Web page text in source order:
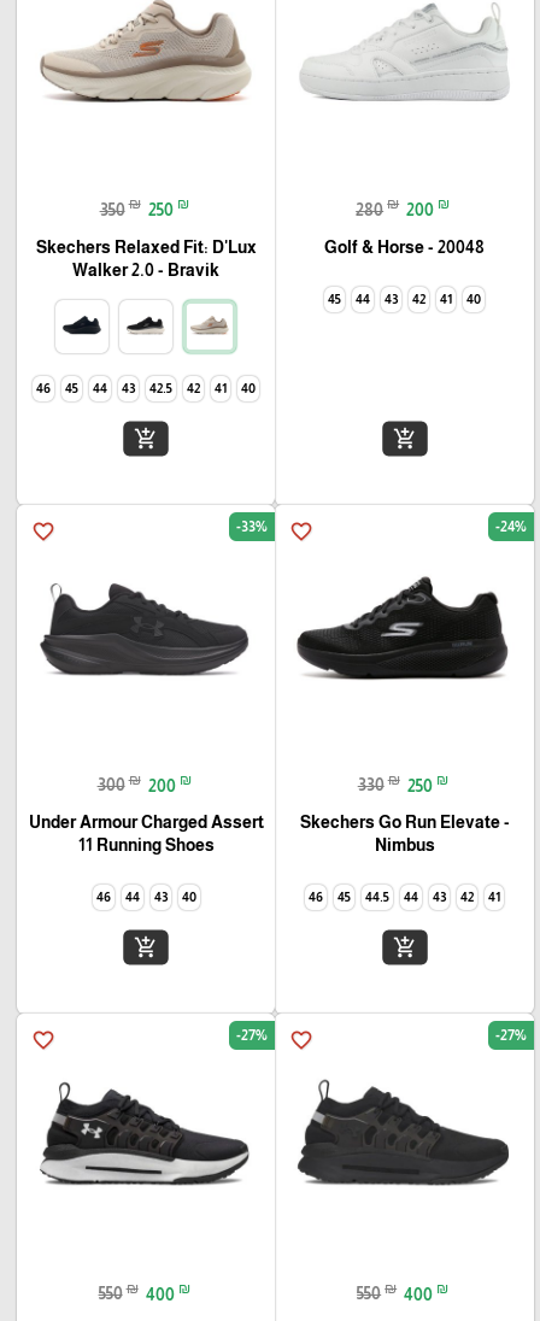
280 ₪ 200 ₪
Golf & Horse - 20048
40
41
42
43
44
45
add_shopping_cart
350 ₪ 250 ₪
Skechers Relaxed Fit: D'Lux
Walker 2.0 - Bravik
40
41
42
42.5
43
44
45
46
add_shopping_cart
favorite_border -24%
330 ₪ 250 ₪
Skechers Go Run Elevate -
Nimbus
41
42
43
44
44.5
45
46
add_shopping_cart
favorite_border -33%
300 ₪ 200 ₪
Under Armour Charged Assert
11 Running Shoes
40
43
44
46
add_shopping_cart
favorite_border -27%
550 ₪ 400 ₪
favorite_border -27%
550 ₪ 400 ₪